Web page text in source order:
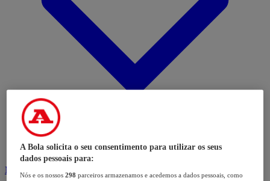
Modalidades
A Bola solicita o seu consentimento para utilizar os seus
dados pessoais para:
Nós e os nossos298 parceiros armazenamos e acedemos a dados pessoais, como